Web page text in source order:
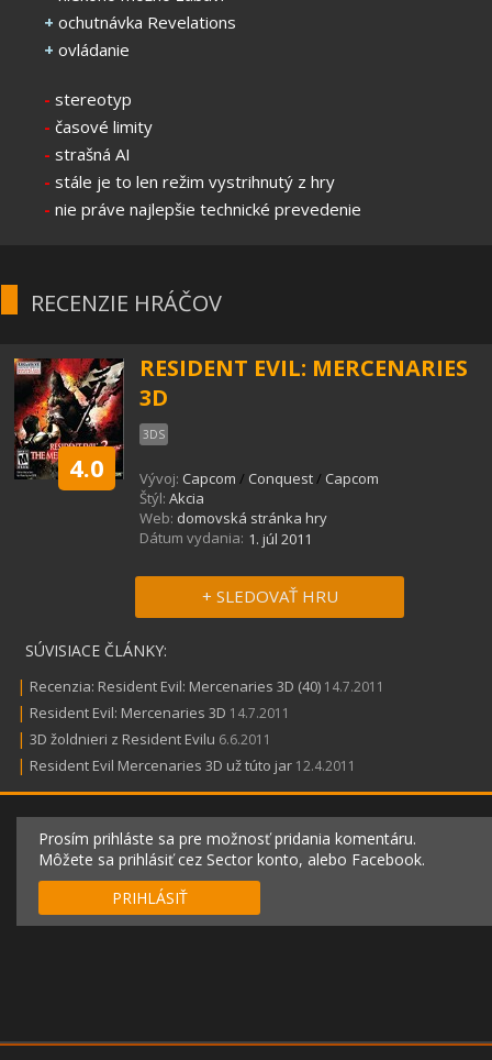
+ ochutnávka Revelations
+ ovládanie
- stereotyp
- časové limity
- strašná AI
- stále je to len režim vystrihnutý z hry
- nie práve najlepšie technické prevedenie
RECENZIE HRÁČOV
4.0
RESIDENT EVIL: MERCENARIES
3D
3DS
Vývoj: Capcom / Conquest/ Capcom
Štýl: Akcia
Web: domovská stránka hry
Dátum vydania: 1. júl 2011
+ SLEDOVAŤ HRU
SÚVISIACE ČLÁNKY:
| Recenzia: Resident Evil: Mercenaries 3D (40) 14.7.2011
| Resident Evil: Mercenaries 3D 14.7.2011
| 3D žoldnieri z Resident Evilu 6.6.2011
| Resident Evil Mercenaries 3D už túto jar 12.4.2011
Prosím prihláste sa pre možnosť pridania komentáru.
Môžete sa prihlásiť cez Sector konto, alebo Facebook.
PRIHLÁSIŤ